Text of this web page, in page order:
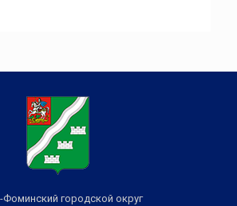
городской округ